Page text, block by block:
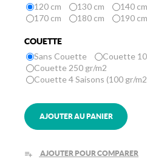
120 cm 130 cm 140 cm
170 cm
180 cm 190 cm
COUETTE
Sans Couette
Couette
Couette 250 gr/m2
Couette 4 Saisons (100 gr/
AJOUTER AU PANIER
playlist_add AJOUTER POUR COMPARER